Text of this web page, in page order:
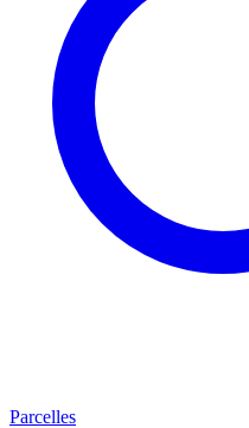
Parcelles